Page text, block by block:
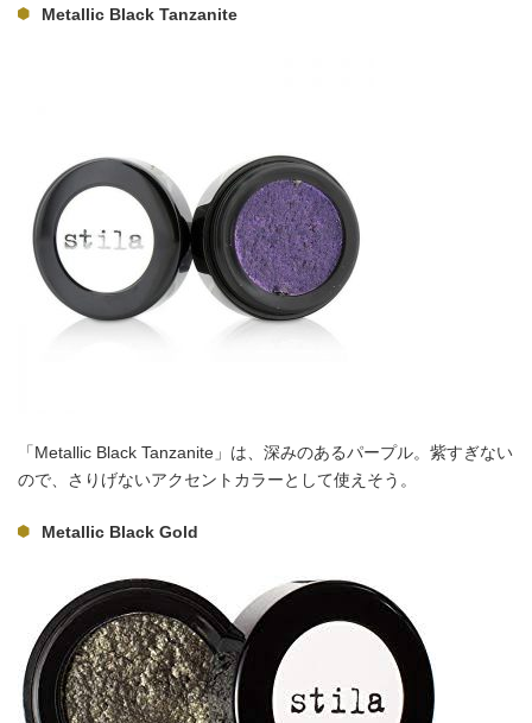
Metallic Black Tanzanite
「Metallic Black Tanzanite」は、深みのあるパープル。紫すぎない
ので、さりげないアクセントカラーとして使えそう。
Metallic Black Gold